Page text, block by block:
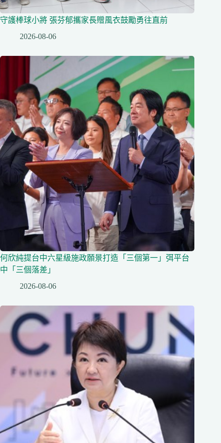
守護棒球小將 張芬郁攜家長贈風衣鼓勵勇往直前
2026-08-06
何欣純提台中六星級施政願景打造「三個第一」弭平台
中「三個落差」
2026-08-06